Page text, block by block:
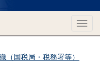
（国税局・税務署等）